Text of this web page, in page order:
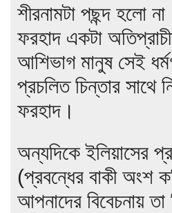
শীরনামটা পছন্দ হলো
ফরহাদ একটা
আশিভাগ মানুষ সেই
প্রচলিত চিন্তার সাথে
ফরহাদ।
অন্যদিকে ইলিয়াসের
(প্রবন্ধের বাকী অংশ
আপনাদের বিবেচনায়